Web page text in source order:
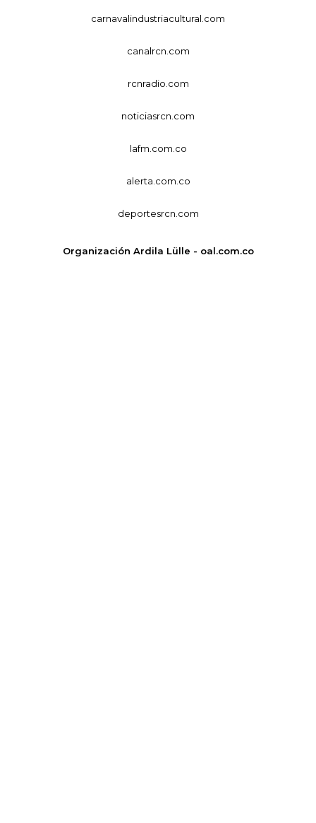
carnavalindustriacultural.com
canalrcn.com
rcnradio.com
noticiasrcn.com
lafm.com.co
alerta.com.co
deportesrcn.com
Organización Ardila Lülle - oal.com.co